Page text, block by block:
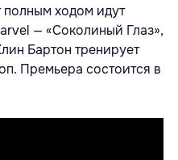
ходом идут
— «Соколиный Глаз»,
Бартон тренирует
Премьера состоится в